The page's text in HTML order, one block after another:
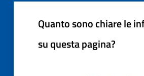
Quanto sono chiare le
su questa pagina?